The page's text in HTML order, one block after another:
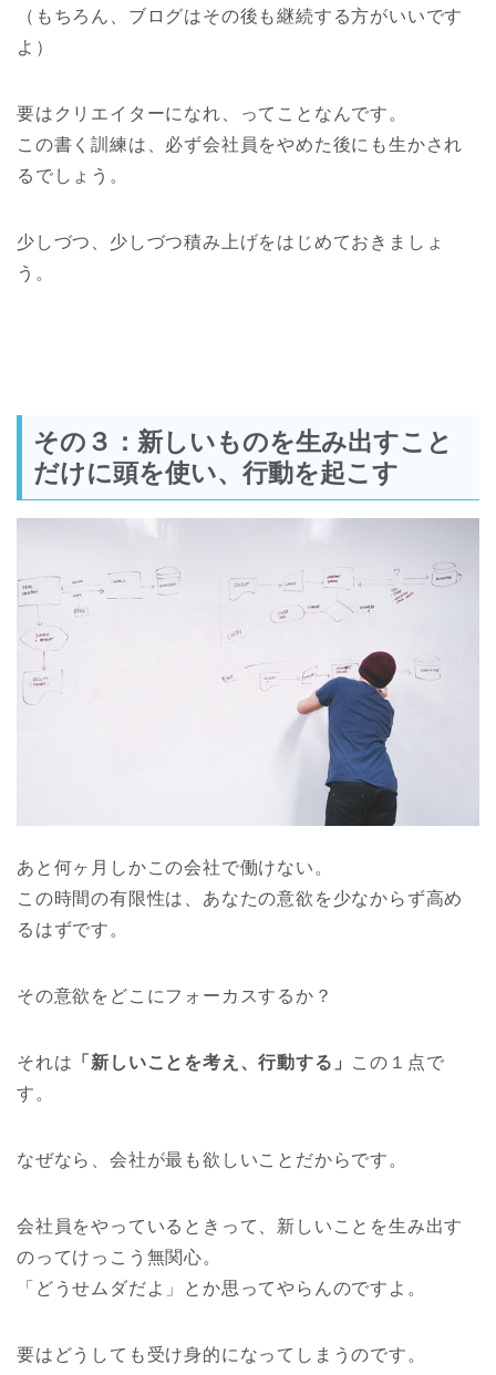
（もちろん、ブログはその後も継続する方がいいです
よ）
要はクリエイターになれ、ってことなんです。
この書く訓練は、必ず会社員をやめた後にも生かされ
るでしょう。
少しづつ、少しづつ積み上げをはじめておきましょ
う。
その３：新しいものを生み出すこと
だけに頭を使い、行動を起こす
あと何ヶ月しかこの会社で働けない。
この時間の有限性は、あなたの意欲を少なからず高め
るはずです。
その意欲をどこにフォーカスするか？
それは 「新しいことを考え、行動する」 この１点で
す。
なぜなら、会社が最も欲しいことだからです。
会社員をやっているときって、新しいことを生み出す
のってけっこう無関心。
「どうせムダだよ」とか思ってやらんのですよ。
要はどうしても受け身的になってしまうのです。